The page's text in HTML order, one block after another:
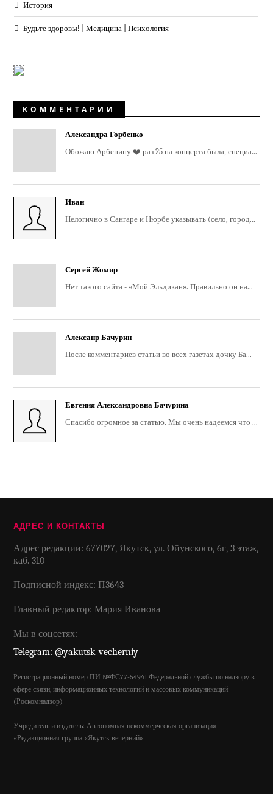
История
Будьте здоровы! | Медицина | Психология
КОММЕНТАРИИ
Александра Горбенко
Обожаю Арбенину ❤️ раз 25 на концерта была, специа...
Иван
Нелогично в Сангаре и Нюрбе указывать (село, город...
Сергей Жомир
Нет такого сайта - «Мой Эльдикан». Правильно он на...
Алексанр Бачурин
После комментариев статьи во всех газетах дочку Ба...
Евгения Александровна Бачурина
Спасибо огромное за статью. Мы очень надеемся что ...
АДРЕС И КОНТАКТЫ
Адрес редакции: 677027, Якутск, ул. Ойунского, 6г, 3 этаж,
каб. 310
Подписной индекс: П3643
Главный редактор: Мария Иванова
Мы в соцсетях:
Telegram: @yakutsk_vecherniy
Регистрационный номер ПИ №ФС77-54941 Федеральной службы по надзору в
сфере связи, информационных технологий и массовых коммуникаций
(Роскомнадзор)
Учредитель и издатель: Автономная некоммерческая организация
«Редакционная группа «Якутск вечерний»